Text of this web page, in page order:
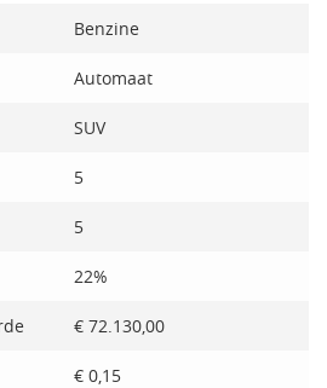
Benzine
Automaat
SUV
5
5
22%
€ 72.130,00
€ 0,15